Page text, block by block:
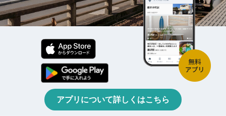
アプリについて詳しくはこちら